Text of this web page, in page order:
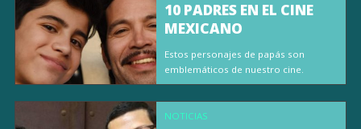
10 PADRES EN EL CINE
MEXICANO
Estos personajes de papás son
emblemáticos de nuestro cine.
NOTICIAS